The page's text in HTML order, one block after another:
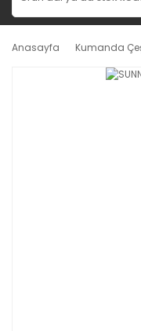
Anasayfa Kumanda